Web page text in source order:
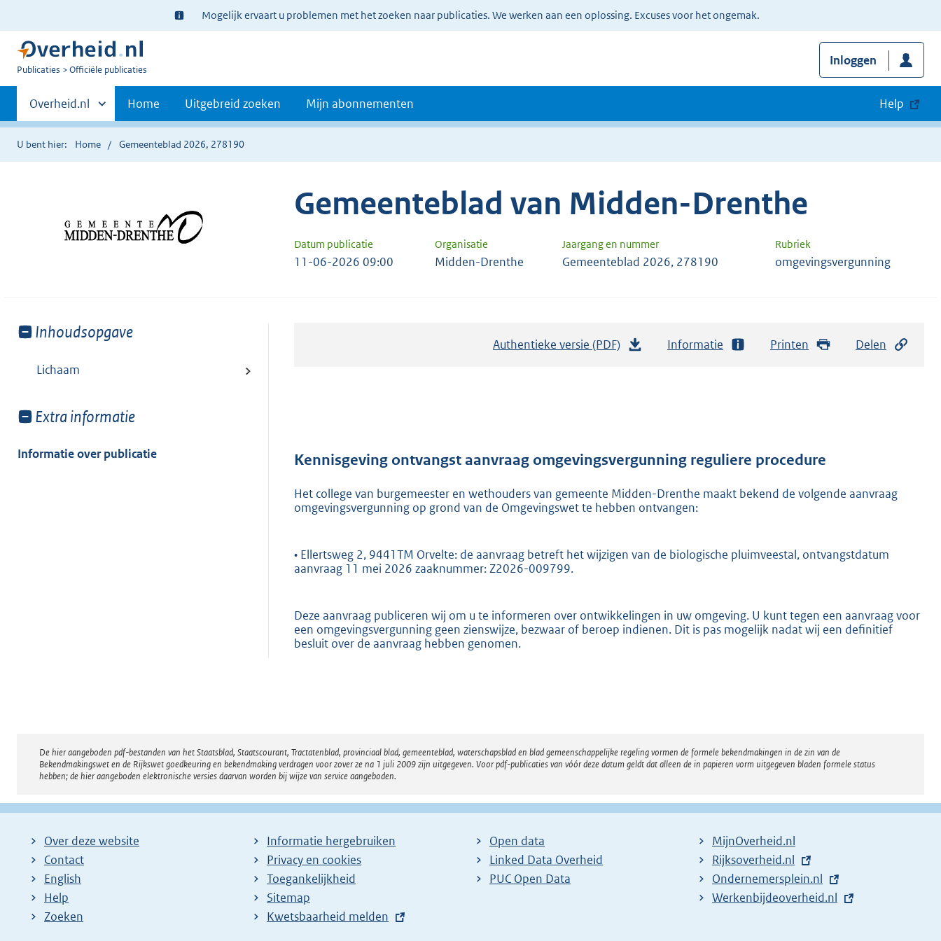
Ter
informatie:
Mogelijk ervaart u problemen met het zoeken naar publicaties. We werken aan een oplossing. Excuses voor het ongemak.
U
Publicaties Officiële publicaties
Inloggen
Primaire
navigatie
Andere
sites
binnen
Overheid.nl Home Uitgebreid zoeken Mijn abonnementen Help
U bent hier: Home Gemeenteblad 2026, 278190
Gemeenteblad van Midden-Drenthe
Datum publicatie Organisatie Jaargang en nummer Rubriek
11-06-2026 09:00 Midden-Drenthe Gemeenteblad 2026, 278190 omgevingsvergunning
Toon
van:
Inhoudsopgave
Lichaam
Toon
van:
Extra informatie
Informatie over publicatie
Authentieke versie (PDF)
d
g
r
o
Informatie Printen Delen
Kennisgeving ontvangst aanvraag omgevingsvergunning reguliere procedure
Het college van burgemeester en wethouders van gemeente Midden-Drenthe maakt bekend de volgende aanvraag
omgevingsvergunning op grond van de Omgevingswet te hebben ontvangen:
• Ellertsweg 2, 9441TM Orvelte: de aanvraag betreft het wijzigen van de biologische pluimveestal, ontvangstdatum
aanvraag 11 mei 2026 zaaknummer: Z2026-009799.
Deze aanvraag publiceren wij om u te informeren over ontwikkelingen in uw omgeving. U kunt tegen een aanvraag voor
een omgevingsvergunning geen zienswijze, bezwaar of beroep indienen. Dit is pas mogelijk nadat wij een definitief
besluit over de aanvraag hebben genomen.
Disclaimer
De hier aangeboden pdf-bestanden van het Staatsblad, Staatscourant, Tractatenblad, provinciaal blad, gemeenteblad, waterschapsblad en blad gemeenschappelijke regeling vormen de formele bekendmakingen in de zin van de
Bekendmakingswet en de Rijkswet goedkeuring en bekendmaking verdragen voor zover ze na 1 juli 2009 zijn uitgegeven. Voor pdf-publicaties van vóór deze datum geldt dat alleen de in papieren vorm uitgegeven bladen formele status
hebben; de hier aangeboden elektronische versies daarvan worden bij wijze van service aangeboden.
Over deze website
Contact
English
Help
Zoeken
Informatie hergebruiken
Privacy en cookies
Toegankelijkheid
Sitemap
E
Kwetsbaarheid melden
Open data
Linked Data Overheid
PUC Open Data
MijnOverheid.nl
E
x
t
Rijksoverheid.nl
E
x
Ondernemersplein.nl
E
Werkenbijdeoverheid.nl